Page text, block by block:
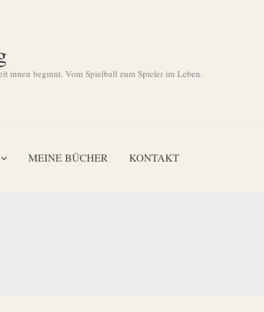
innen beginnt. Vom Spielball zum Spieler im Leben.
MEINE BÜCHER KONTAKT